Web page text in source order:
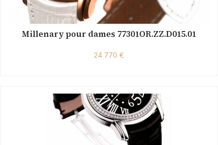
Millenary pour dames 77301OR.ZZ.D015.01
24 770 €